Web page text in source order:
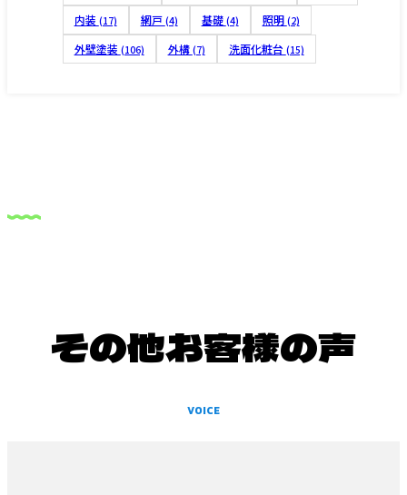
内装 (17) 網戸 (4) 基礎 (4) 照明 (2)
外壁塗装 (106) 外構 (7) 洗面化粧台 (15)
その他お客様の声
VOICE